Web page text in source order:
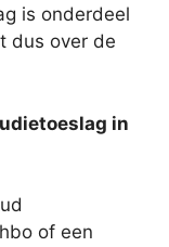
is onderdeel
dus over de
in
of een